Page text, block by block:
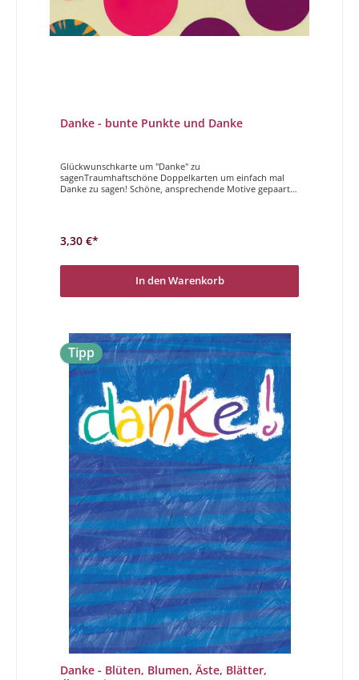
Danke - bunte Punkte und Danke
Glückwunschkarte um "Danke" zu
sagenTraumhaftschöne Doppelkarten um einfach mal
Danke zu sagen! Schöne, ansprechende Motive gepaart
3,30 €*
In den Warenkorb
Tipp
Danke - Blüten, Blumen, Äste, Blätter,